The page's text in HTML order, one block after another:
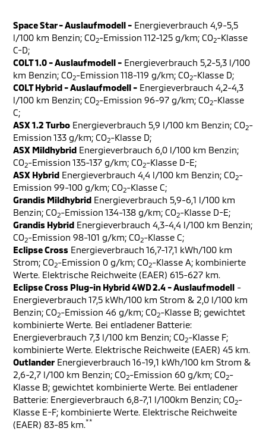
Space Star - Auslaufmodell - Energieverbrauch 4,9-5,5
l/100 km Benzin; CO2-Emission 112-125 g/km; CO2-Klasse
C-D;
COLT 1.0 - Auslaufmodell - Energieverbrauch 5,2-5,3 l/100
km Benzin; CO2-Emission 118-119 g/km; CO2-Klasse D;
COLT Hybrid - Auslaufmodell - Energieverbrauch 4,2-4,3
l/100 km Benzin; CO2-Emission 96-97 g/km; CO2-Klasse
C;
ASX 1.2 Turbo Energieverbrauch 5,9 l/100 km Benzin; CO2-
Emission 133 g/km; CO2-Klasse D;
ASX Mildhybrid Energieverbrauch 6,0 l/100 km Benzin;
CO2-Emission 135-137 g/km; CO2-Klasse D-E;
ASX Hybrid Energieverbrauch 4,4 l/100 km Benzin; CO2-
Emission 99-100 g/km; CO2-Klasse C;
Grandis Mildhybrid Energieverbrauch 5,9-6,1 l/100 km
Benzin; CO2-Emission 134-138 g/km; CO2-Klasse D-E;
Grandis Hybrid Energieverbrauch 4,3-4,4 l/100 km Benzin;
CO2-Emission 98-101 g/km; CO2-Klasse C;
Eclipse Cross Energieverbrauch 16,7-17,1 kWh/100 km
Strom; CO2-Emission 0 g/km; CO2-Klasse A; kombinierte
Werte. Elektrische Reichweite (EAER) 615-627 km.
Eclipse Cross Plug-in Hybrid 4WD 2.4 - Auslaufmodell -
Energieverbrauch 17,5 kWh/100 km Strom & 2,0 l/100 km
Benzin; CO2-Emission 46 g/km; CO2-Klasse B; gewichtet
kombinierte Werte. Bei entladener Batterie:
Energieverbrauch 7,3 l/100 km Benzin; CO2-Klasse F;
kombinierte Werte. Elektrische Reichweite (EAER) 45 km.
Outlander Energieverbrauch 16-19,1 kWh/100 km Strom &
2,6-2,7 l/100 km Benzin; CO2-Emission 60 g/km; CO2-
Klasse B; gewichtet kombinierte Werte. Bei entladener
Batterie: Energieverbrauch 6,8-7,1 l/100km Benzin; CO2-
Klasse E-F; kombinierte Werte. Elektrische Reichweite
(EAER) 83-85 km.**